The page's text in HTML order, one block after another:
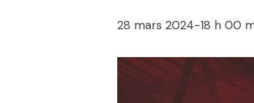
28 mars 2024-18 h 00